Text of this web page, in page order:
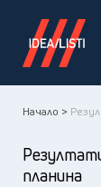
Начало >
планина